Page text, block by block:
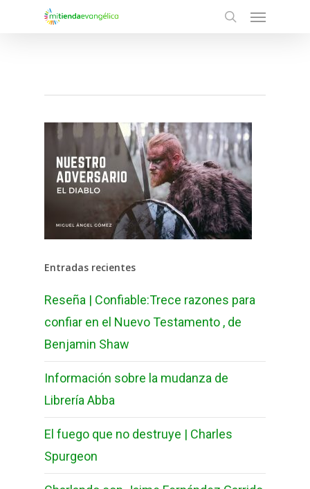
Entradas recientes
Reseña | Confiable:Trece razones para
confiar en el Nuevo Testamento , de
Benjamin Shaw
Información sobre la mudanza de
Librería Abba
El fuego que no destruye | Charles
Spurgeon